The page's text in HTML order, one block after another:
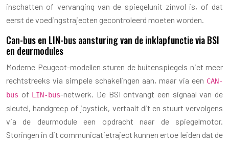
inschatten of vervanging van de spiegelunit zinvol is, of dat
eerst de voedingstrajecten gecontroleerd moeten worden.
Can-bus en LIN-bus aansturing van de inklapfunctie via BSI
en deurmodules
Moderne Peugeot-modellen sturen de buitenspiegels niet meer
rechtstreeks via simpele schakelingen aan, maar via een CAN-
bus of LIN-bus-netwerk. De BSI ontvangt een signaal van de
sleutel, handgreep of joystick, vertaalt dit en stuurt vervolgens
via de deurmodule een opdracht naar de spiegelmotor.
Storingen in dit communicatietraject kunnen ertoe leiden dat de